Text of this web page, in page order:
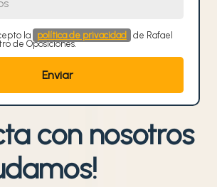
la política de privacidad
de Rafael
de Oposiciones.
con nosotros